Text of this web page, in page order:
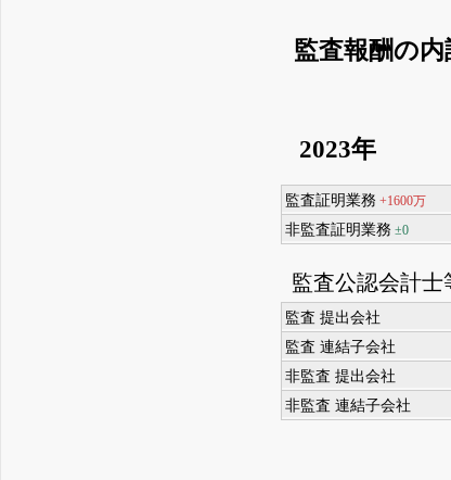
監査報酬の内
2023年
監査証明業務+1600万
非監査証明業務±0
監査公認会計士
監査 提出会社
監査 連結子会社
非監査 提出会社
非監査 連結子会社